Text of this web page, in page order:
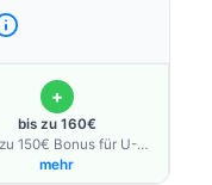
+
bis zu 160€
150€ Bonus für U-
und
mehr